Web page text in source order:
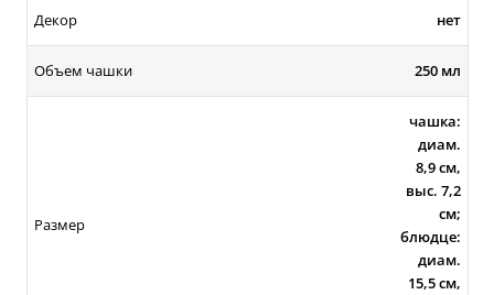
Декор нет
Объем чашки 250 мл
Размер
чашка:
диам.
8,9 см,
выс. 7,2
см;
блюдце:
диам.
15,5 см,